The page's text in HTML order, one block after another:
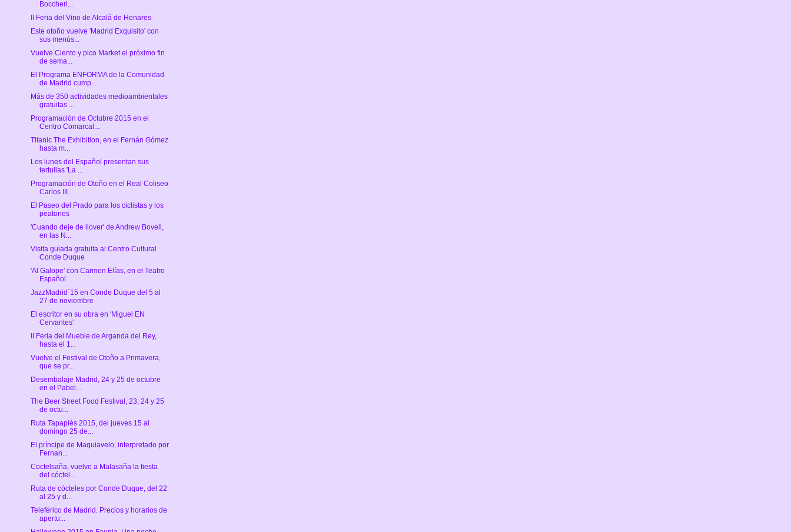
Boccheri...
II Feria del Vino de Alcalá de Henares
Este otoño vuelve 'Madrid Exquisito' con
sus menús...
Vuelve Ciento y pico Market el próximo fin
de sema...
El Programa ENFORMA de la Comunidad
de Madrid cump...
Más de 350 actividades medioambientales
gratuitas ...
Programación de Octubre 2015 en el
Centro Comarcal...
Titanic The Exhibition, en el Fernán Gómez
hasta m...
Los lunes del Español presentan sus
tertulias 'La ...
Programación de Otoño en el Real Coliseo
Carlos III
El Paseo del Prado para los ciclistas y los
peatones
'Cuando deje de llover' de Andrew Bovell,
en las N...
Visita guiada gratuita al Centro Cultural
Conde Duque
'Al Galope' con Carmen Elías, en el Teatro
Español
JazzMadrid´15 en Conde Duque del 5 al
27 de noviembre
El escritor en su obra en 'Miguel EN
Cervantes'
II Feria del Mueble de Arganda del Rey,
hasta el 1...
Vuelve el Festival de Otoño a Primavera,
que se pr...
Desembalaje Madrid, 24 y 25 de octubre
en el Pabel...
The Beer Street Food Festival, 23, 24 y 25
de octu...
Ruta Tapapiés 2015, del jueves 15 al
domingo 25 de...
El príncipe de Maquiavelo, interpretado por
Fernan...
Coctelsaña, vuelve a Malasaña la fiesta
del cóctel...
Ruta de cócteles por Conde Duque, del 22
al 25 y d...
Teleférico de Madrid. Precios y horarios de
apertu...